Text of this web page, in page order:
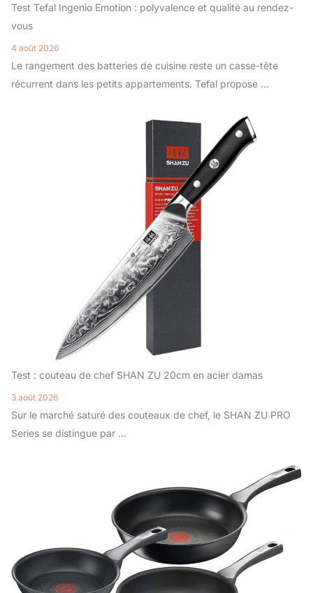
Test Tefal Ingenio Emotion : polyvalence et qualité au rendez-
vous
4 août 2026
Le rangement des batteries de cuisine reste un casse-tête
récurrent dans les petits appartements. Tefal propose ...
Test : couteau de chef SHAN ZU 20cm en acier damas
3 août 2026
Sur le marché saturé des couteaux de chef, le SHAN ZU PRO
Series se distingue par ...